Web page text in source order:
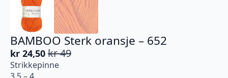
BAMBOO Sterk oransje – 652
kr49
Opprinnelig
pris
kr 24,50
Nåværende
pris
Strikkepinne